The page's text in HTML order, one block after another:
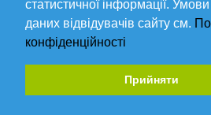
статистичної інформації.
даних відвідувачів сайту см.
конфіденційності
Прийняти